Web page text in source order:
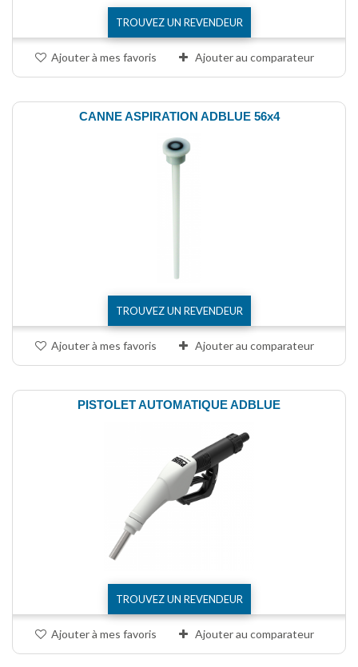
TROUVEZ UN REVENDEUR
Ajouter à mes favoris Ajouter au comparateur
CANNE ASPIRATION ADBLUE 56x4
TROUVEZ UN REVENDEUR
Ajouter à mes favoris Ajouter au comparateur
PISTOLET AUTOMATIQUE ADBLUE
TROUVEZ UN REVENDEUR
Ajouter à mes favoris Ajouter au comparateur